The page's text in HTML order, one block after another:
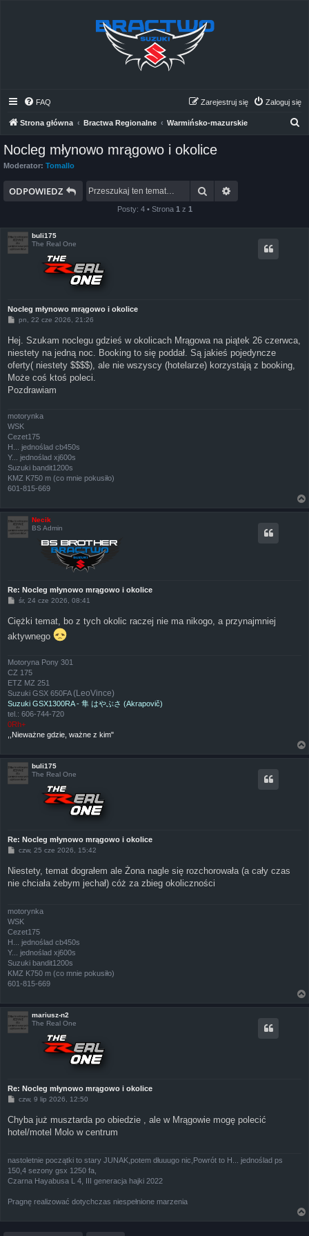
FAQ Zaloguj się
Zarejestruj się
Strona główna Bractwa Regionalne Warmińsko-mazurskie
Nocleg młynowo mrągowo i okolice
Moderator: Tomallo
ODPOWIEDZ Szukaj
Posty: 4 • Strona 1 z 1
buli175
The Real One
Nocleg młynowo mrągowo i okolice
P
t
pn, 22 cze 2026, 21:26
Hej. Szukam noclegu gdzieś w okolicach Mrągowa na piątek 26 czerwca,
niestety na jedną noc. Booking to się poddał. Są jakieś pojedyncze
oferty( niestety $$$$), ale nie wszyscy (hotelarze) korzystają z booking,
Może coś ktoś poleci.
Pozdrawiam
motorynka
WSK
Cezet175
H... jednoślad cb450s
Y... jednoślad xj600s
Suzuki bandit1200s
KMZ K750 m (co mnie pokusiło)
601-815-669
Necik
BS Admin
Re: Nocleg młynowo mrągowo i okolice
P
t
śr, 24 cze 2026, 08:41
Ciężki temat, bo z tych okolic raczej nie ma nikogo, a przynajmniej
aktywnego
Motoryna Pony 301
CZ 175
ETZ MZ 251
Suzuki GSX 650FA (LeoVince)
Suzuki GSX1300RA - 隼 はやぶさ (Akrapovič)
tel.: 606-744-720
0Rh+
,,Nieważne gdzie, ważne z kim"
buli175
The Real One
Re: Nocleg młynowo mrągowo i okolice
P
t
czw, 25 cze 2026, 15:42
Niestety, temat dograłem ale Żona nagle się rozchorowała (a cały czas
nie chciała żebym jechał) cóż za zbieg okoliczności
motorynka
WSK
Cezet175
H... jednoślad cb450s
Y... jednoślad xj600s
Suzuki bandit1200s
KMZ K750 m (co mnie pokusiło)
601-815-669
mariusz-n2
The Real One
Re: Nocleg młynowo mrągowo i okolice
P
t
czw, 9 lip 2026, 12:50
Chyba już musztarda po obiedzie , ale w Mrągowie mogę polecić
hotel/motel Molo w centrum
nastoletnie początki to stary JUNAK,potem dłuuugo nic,Powrót to H... jednoślad ps
150,4 sezony gsx 1250 fa,
Czarna Hayabusa L 4, III generacja hajki 2022
Pragnę realizować dotychczas niespełnione marzenia